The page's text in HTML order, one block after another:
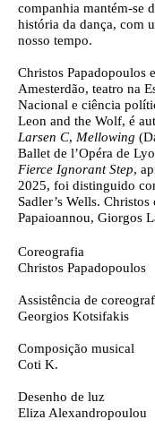
companhia mantém-se
história da dança, com
nosso tempo.
Christos Papadopoulos
Amesterdão, teatro na
Nacional e ciência
Leon and the Wolf, é
Larsen C, Mellowing
Ballet de l’Opéra de
Fierce Ignorant Step,
2025, foi distinguido
Sadler’s Wells.
Papaioannou, Giorgos
Coreografia
Christos Papadopoulos
Assistência de
Georgios Kotsifakis
Composição musical
Coti K.
Desenho de luz
Eliza Alexandropoulou